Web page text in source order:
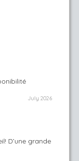
July 2026
D’une grande